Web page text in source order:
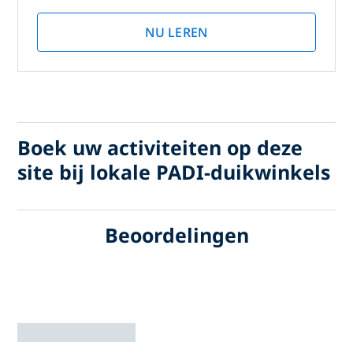
NU LEREN
Boek uw activiteiten op deze
site bij lokale PADI-duikwinkels
Beoordelingen